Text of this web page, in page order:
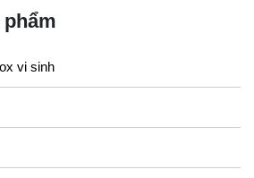
vi sinh